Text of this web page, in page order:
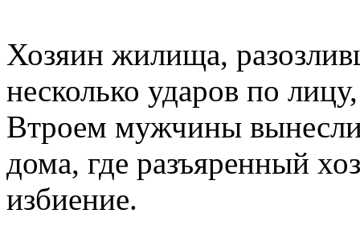
Хозяин жилища,
несколько ударов по
Втроем мужчины
дома, где разъяренный
избиение.